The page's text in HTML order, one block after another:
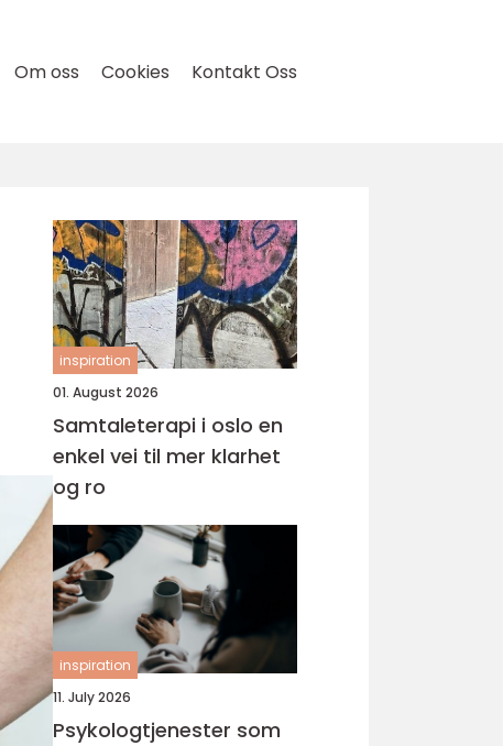
Om oss Cookies Kontakt Oss
inspiration
01. August 2026
Samtaleterapi i oslo en
enkel vei til mer klarhet
og ro
inspiration
11. July 2026
Psykologtjenester som